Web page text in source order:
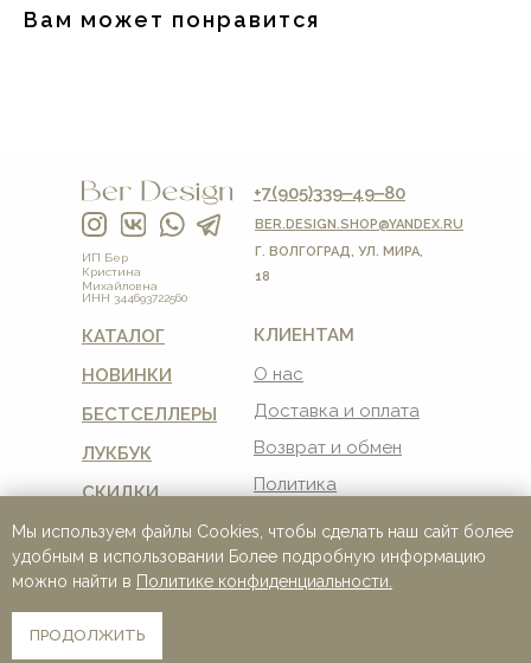
Вам может понравится
Пользовательское
соглашение
Реквизиты
Политика
Возврат и обмен
Доставка и оплата
О нас
КЛИЕНТАМ
СКИДКИ
ЛУКБУК
БЕСТСЕЛЛЕРЫ
НОВИНКИ
КАТАЛОГ
BER.DESIGN.SHOP@YANDEX.RU
Г. ВОЛГОГРАД, УЛ. МИРА,
18
+7(905)339‒49‒80
ИНН 344693722560
ИП Бер
Кристина
Михайловна
Мы используем файлы Cookies, чтобы сделать наш сайт более
удобным в использовании Более подробную информацию
можно найти в Политике конфиденциальности.
ПРОДОЛЖИТЬ